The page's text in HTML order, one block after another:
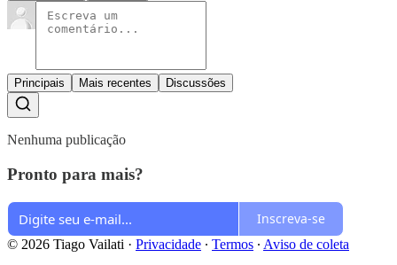
Principais Mais recentes Discussões
Nenhuma publicação
Pronto para mais?
Inscreva-se
© 2026 Tiago Vailati · Privacidade ∙ Termos ∙ Aviso de coleta